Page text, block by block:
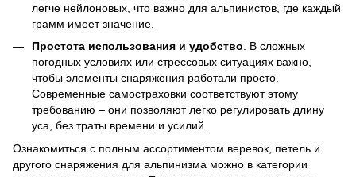
легче нейлоновых, что важно для альпинистов, где каждый
грамм имеет значение.
Простота использования и удобство . В сложных
погодных условиях или стрессовых ситуациях важно,
чтобы элементы снаряжения работали просто.
Современные самостраховки соответствуют этому
требованию – они позволяют легко регулировать длину
уса, без траты времени и усилий.
Ознакомиться с полным ассортиментом веревок, петель и
другого снаряжения для альпинизма можно в категории